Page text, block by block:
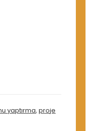
yaptırma,proje